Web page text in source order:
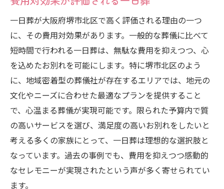
一日葬が大阪府堺市北区で高く評価される理由の一つ
に、その費用対効果があります。一般的な葬儀に比べて
短時間で行われる一日葬は、無駄な費用を抑えつつ、心
を込めたお別れを可能にします。特に堺市北区のよう
に、地域密着型の葬儀社が存在するエリアでは、地元の
文化やニーズに合わせた最適なプランを提供すること
で、心温まる葬儀が実現可能です。限られた予算内で質
の高いサービスを選び、満足度の高いお別れをしたいと
考える多くの家族にとって、一日葬は理想的な選択肢と
なっています。過去の事例でも、費用を抑えつつ感動的
なセレモニーが実現されたという声が多く寄せられてい
ます。